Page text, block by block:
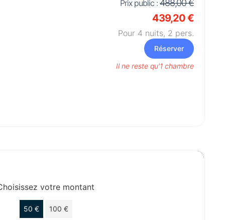
Prix public : 488,00 €
439,20 €
Pour 4 nuits, 2 pers.
Réserver
Il ne reste qu'1 chambre
votre montant
50 € 100 €